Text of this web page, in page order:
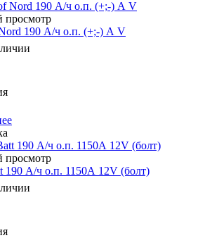
просмотр
190 А/ч о.п. (+;-) А V
просмотр
190 А/ч о.п. 1150А 12V (болт)